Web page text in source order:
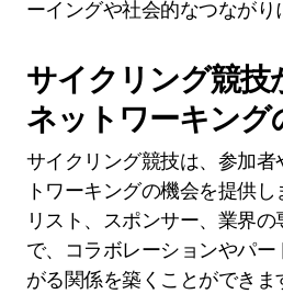
ーイングや社会的なつながり
サイクリング競技
ネットワーキング
サイクリング競技は、参加者
トワーキングの機会を提供
リスト、スポンサー、業界
で、コラボレーションやパ
がる関係を築くことができま